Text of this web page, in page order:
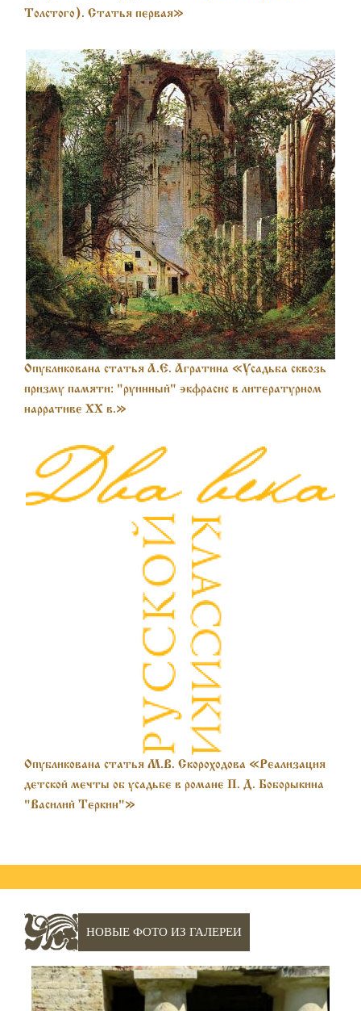
Толстого). Статья первая»
Опубликована статья А.Е. Агратина «Усадьба сквозь
призму памяти: "руинный" экфрасис в литературном
нарративе XX в.»
Опубликована статья М.В. Скороходова «Реализация
детской мечты об усадьбе в романе П. Д. Боборыкина
"Василий Теркин"»
НОВЫЕ ФОТО ИЗ ГАЛЕРЕИ